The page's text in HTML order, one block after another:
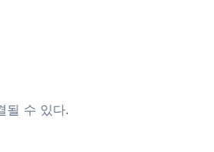
될 수 있다.